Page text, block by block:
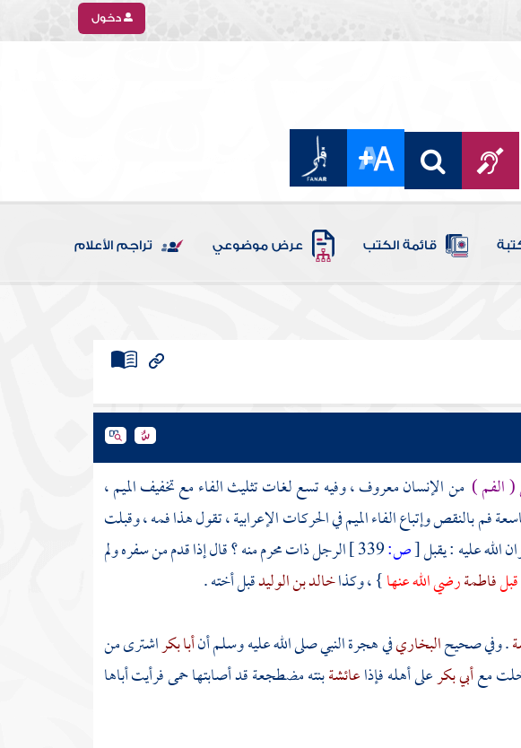
دخول
قائمة الكتب عرض موضوعي تراجم الأعلام
الفم ) من الإنسان معروف ، وفيه تسع لغات تثليث الفاء مع تخفيف الميم ،
فم بالنقص وإتباع الفاء الميم في الحركات الإعرابية ، تقول هذا فمه ، وقبلت
الله عليه : يقبل[ص:
الرجل ذات محرم منه ؟ قال إذا قدم من سفره ولم
فاطمةرضي الله عنها} ، وكذاخالد بن الوليدقبل أخته .
. وفي صحيحالبخاريفي هجرة النبي صلى الله عليه وسلم أنأبا بكراشترى من
معأبي بكرعلى أهله فإذاعائشةبنته مضطجعة قد أصابتها حمى فرأيت أباها